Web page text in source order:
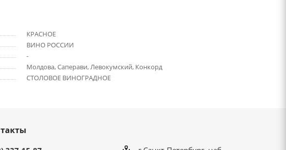
КРАСНОЕ
ВИНО РОССИИ
-
Молдова, Саперави, Левокумский, Конкорд
СТОЛОВОЕ ВИНОГРАДНОЕ